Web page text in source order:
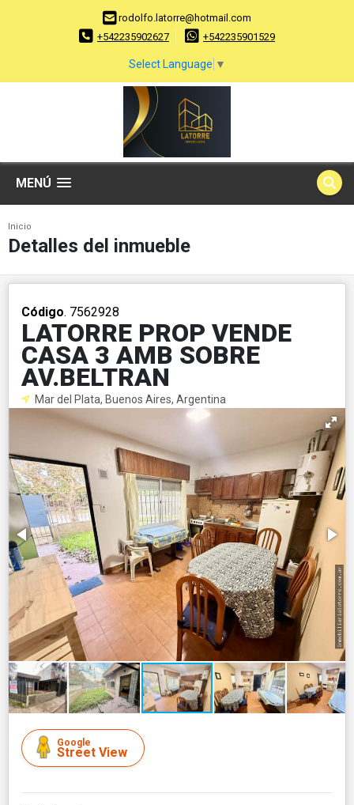
rodolfo.latorre@hotmail.com
+542235902627
+542235901529
Select Language ▼
MENÚ
Inicio
Detalles del inmueble
Código. 7562928
LATORRE PROP VENDE
CASA 3 AMB SOBRE
AV.BELTRAN
Mar del Plata, Buenos Aires, Argentina
Google
Street View